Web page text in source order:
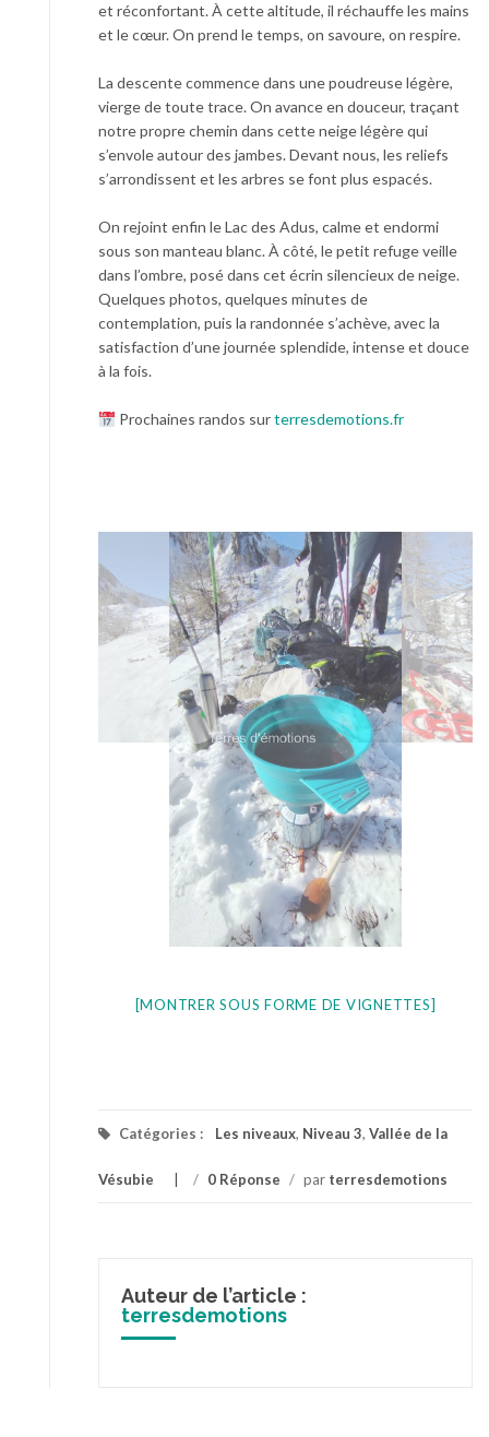
et réconfortant. À cette altitude, il réchauffe les mains
et le cœur. On prend le temps, on savoure, on respire.
La descente commence dans une poudreuse légère,
vierge de toute trace. On avance en douceur, traçant
notre propre chemin dans cette neige légère qui
s’envole autour des jambes. Devant nous, les reliefs
s’arrondissent et les arbres se font plus espacés.
On rejoint enfin le Lac des Adus, calme et endormi
sous son manteau blanc. À côté, le petit refuge veille
dans l’ombre, posé dans cet écrin silencieux de neige.
Quelques photos, quelques minutes de
contemplation, puis la randonnée s’achève, avec la
satisfaction d’une journée splendide, intense et douce
à la fois.
Prochaines randos surterresdemotions.fr
[MONTRER SOUS FORME DE VIGNETTES]
Catégories : Les niveaux, Niveau 3, Vallée de la
Vésubie / 0 Réponse / par terresdemotions
Auteur de l’article :
terresdemotions